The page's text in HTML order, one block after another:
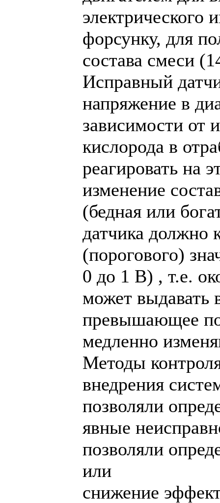
электрического
форсунку, для
состава смеси
Исправный
напряжение в
зависимости от
кислорода в
реагировать на
изменение
(бедная или
датчика должно
(порогового)
0 до 1 В) , т.е.
может выдавать
превышающее
медленно
Методы
внедрения
позволяли
явные
позволяли
или
снижение